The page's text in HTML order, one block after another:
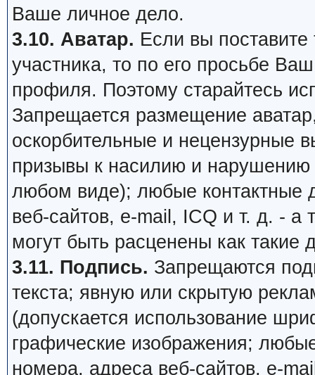
Ваше личное дело.
3.10. Аватар. Если вы поставите
участника, то по его просьбе
профиля. Поэтому старайтесь
Запрещается размещение
оскорбительные и нецензурные
призывы к насилию и нарушению
любом виде); любые контактные
веб-сайтов, e-mail, ICQ и т. д. - а
могут быть расценены как
3.11. Подпись. Запрещаются
текста; явную или скрытую
(допускается использование
графические изображения;
номера, адреса веб-сайтов, e-